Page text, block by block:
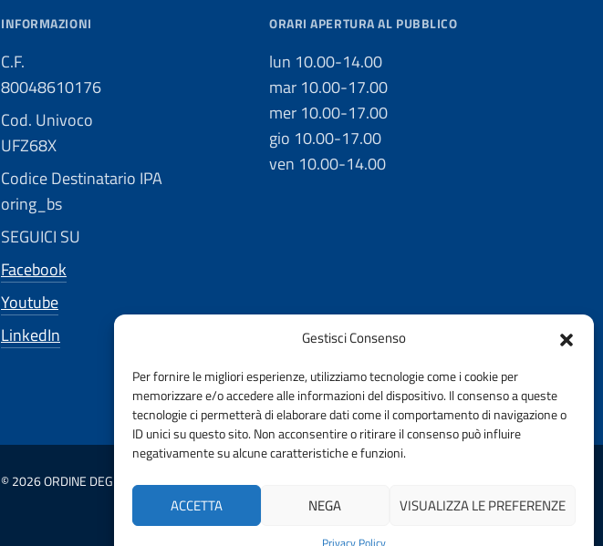
Gestisci Consenso
Per fornire le migliori esperienze, utilizziamo tecnologie come i cookie per
memorizzare e/o accedere alle informazioni del dispositivo. Il consenso a queste
tecnologie ci permetterà di elaborare dati come il comportamento di navigazione o
ID unici su questo sito. Non acconsentire o ritirare il consenso può influire
negativamente su alcune caratteristiche e funzioni.
ACCETTA NEGA VISUALIZZA LE PREFERENZE
INFORMAZIONI
C.F.
80048610176
Cod. Univoco
UFZ68X
Codice Destinatario IPA
oring_bs
SEGUICI SU
Facebook
Youtube
LinkedIn
ORARI APERTURA AL PUBBLICO
lun 10.00-14.00
mar 10.00-17.00
mer 10.00-17.00
gio 10.00-17.00
ven 10.00-14.00
© 2026 ORDINE DEGLI INGEGNERI DELLA PROVINCIA DI BRESCIA | FONDAZIONE CNI